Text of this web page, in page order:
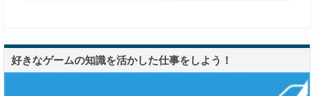
好きなゲームの知識を活かした仕事をしよう！